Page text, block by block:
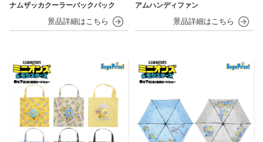
ナムザッカクーラーバックパック
アムハンディファン